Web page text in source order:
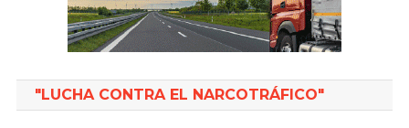
"LUCHA CONTRA EL NARCOTRÁFICO"